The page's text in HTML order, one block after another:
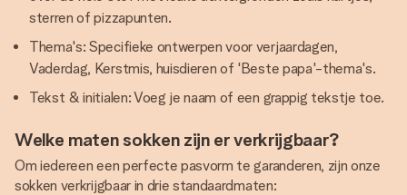
sterren of pizzapunten.
Thema's: Specifieke ontwerpen voor verjaardagen,
Vaderdag, Kerstmis, huisdieren of 'Beste papa'-thema's.
Tekst & initialen: Voeg je naam of een grappig tekstje toe.
Welke maten sokken zijn er verkrijgbaar?
Om iedereen een perfecte pasvorm te garanderen, zijn onze
sokken verkrijgbaar in drie standaardmaten: